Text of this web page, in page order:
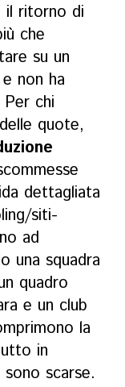
il ritorno di
che
su un
non ha
chi
quote,
dettagliata
siti-
ad
una squadra
quadro
e un club
la
in
scarse.